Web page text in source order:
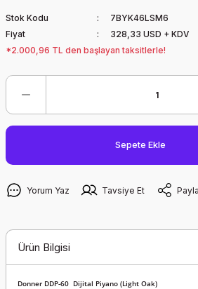
Stok Kodu
7BYK46LSM6
Fiyat
328,33 USD + KDV
*2.000,96 TL den başlayan taksitlerle!
Sepete Ekle
Yorum Yaz Tavsiye Et
Ürün Bilgisi
Donner DDP-60 Dijital Piyano (Light Oak)